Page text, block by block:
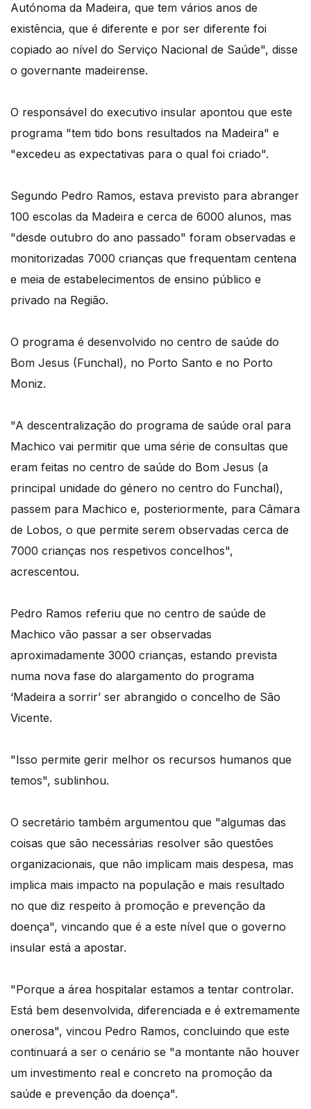
Autónoma da Madeira, que tem vários anos de
existência, que é diferente e por ser diferente foi
copiado ao nível do Serviço Nacional de Saúde", disse
o governante madeirense.
O responsável do executivo insular apontou que este
programa "tem tido bons resultados na Madeira" e
"excedeu as expectativas para o qual foi criado".
Segundo Pedro Ramos, estava previsto para abranger
100 escolas da Madeira e cerca de 6000 alunos, mas
"desde outubro do ano passado" foram observadas e
monitorizadas 7000 crianças que frequentam centena
e meia de estabelecimentos de ensino público e
privado na Região.
O programa é desenvolvido no centro de saúde do
Bom Jesus (Funchal), no Porto Santo e no Porto
Moniz.
"A descentralização do programa de saúde oral para
Machico vai permitir que uma série de consultas que
eram feitas no centro de saúde do Bom Jesus (a
principal unidade do género no centro do Funchal),
passem para Machico e, posteriormente, para Câmara
de Lobos, o que permite serem observadas cerca de
7000 crianças nos respetivos concelhos",
acrescentou.
Pedro Ramos referiu que no centro de saúde de
Machico vão passar a ser observadas
aproximadamente 3000 crianças, estando prevista
numa nova fase do alargamento do programa
‘Madeira a sorrir’ ser abrangido o concelho de São
Vicente.
"Isso permite gerir melhor os recursos humanos que
temos", sublinhou.
O secretário também argumentou que "algumas das
coisas que são necessárias resolver são questões
organizacionais, que não implicam mais despesa, mas
implica mais impacto na população e mais resultado
no que diz respeito à promoção e prevenção da
doença", vincando que é a este nível que o governo
insular está a apostar.
"Porque a área hospitalar estamos a tentar controlar.
Está bem desenvolvida, diferenciada e é extremamente
onerosa", vincou Pedro Ramos, concluindo que este
continuará a ser o cenário se "a montante não houver
um investimento real e concreto na promoção da
saúde e prevenção da doença".